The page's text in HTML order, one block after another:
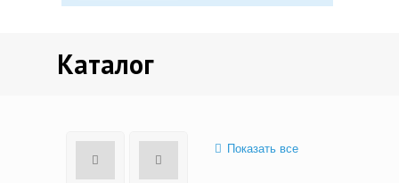
Каталог
Показать все